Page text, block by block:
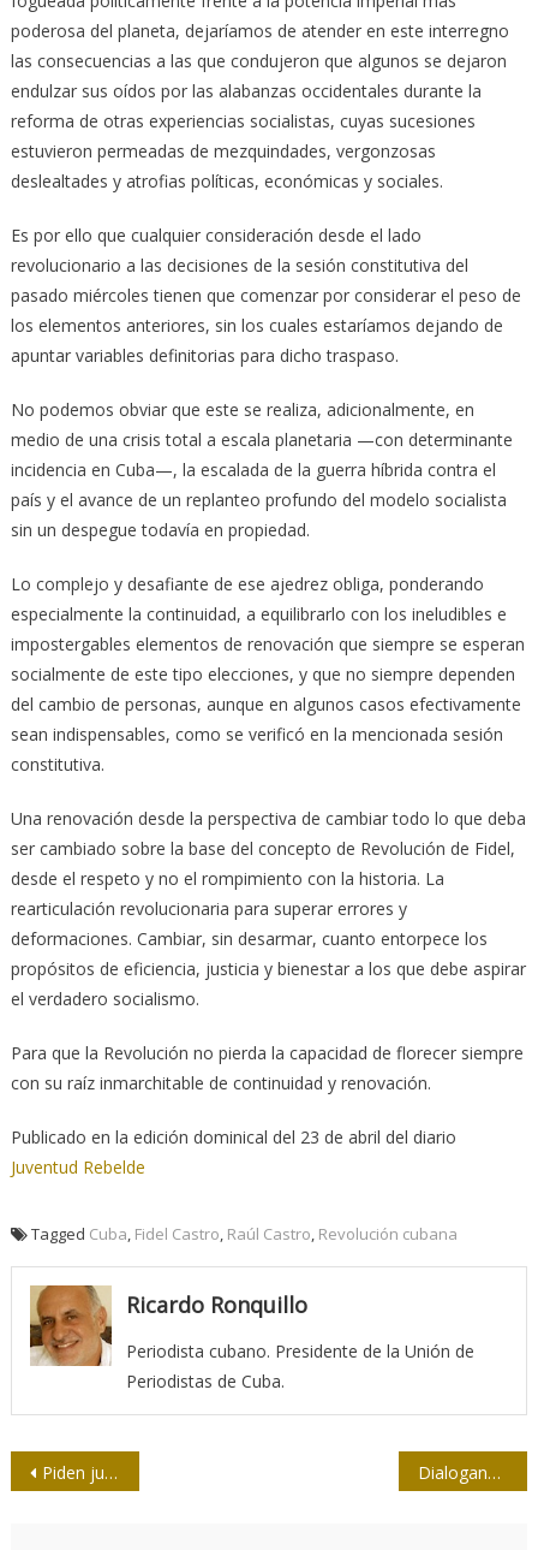
poderosa del planeta, dejaríamos de atender en este interregno
las consecuencias a las que condujeron que algunos se dejaron
endulzar sus oídos por las alabanzas occidentales durante la
reforma de otras experiencias socialistas, cuyas sucesiones
estuvieron permeadas de mezquindades, vergonzosas
deslealtades y atrofias políticas, económicas y sociales.
Es por ello que cualquier consideración desde el lado
revolucionario a las decisiones de la sesión constitutiva del
pasado miércoles tienen que comenzar por considerar el peso de
los elementos anteriores, sin los cuales estaríamos dejando de
apuntar variables definitorias para dicho traspaso.
No podemos obviar que este se realiza, adicionalmente, en
medio de una crisis total a escala planetaria —con determinante
incidencia en Cuba—, la escalada de la guerra híbrida contra el
país y el avance de un replanteo profundo del modelo socialista
sin un despegue todavía en propiedad.
Lo complejo y desafiante de ese ajedrez obliga, ponderando
especialmente la continuidad, a equilibrarlo con los ineludibles e
impostergables elementos de renovación que siempre se esperan
socialmente de este tipo elecciones, y que no siempre dependen
del cambio de personas, aunque en algunos casos efectivamente
sean indispensables, como se verificó en la mencionada sesión
constitutiva.
Una renovación desde la perspectiva de cambiar todo lo que deba
ser cambiado sobre la base del concepto de Revolución de Fidel,
desde el respeto y no el rompimiento con la historia. La
rearticulación revolucionaria para superar errores y
deformaciones. Cambiar, sin desarmar, cuanto entorpece los
propósitos de eficiencia, justicia y bienestar a los que debe aspirar
el verdadero socialismo.
Para que la Revolución no pierda la capacidad de florecer siempre
con su raíz inmarchitable de continuidad y renovación.
Publicado en la edición dominical del 23 de abril del diario
Juventud Rebelde
Tagged Cuba Fidel Castro Raúl Castro Revolución cubana
Ricardo Ronquillo
Periodista cubano. Presidente de la Unión de
Periodistas de Cuba.
Navegación
Piden justicia para José Couzo Dialogando con Cervantes